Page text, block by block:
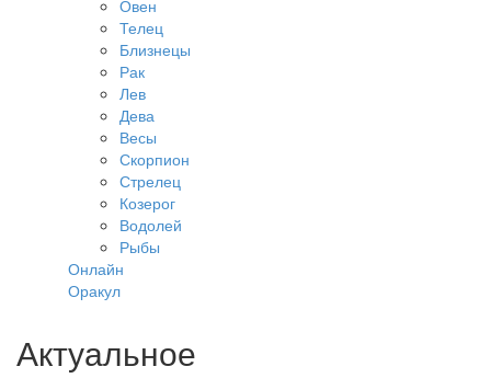
Овен
Телец
Близнецы
Рак
Лев
Дева
Весы
Скорпион
Стрелец
Козерог
Водолей
Рыбы
Онлайн
Оракул
Актуальное